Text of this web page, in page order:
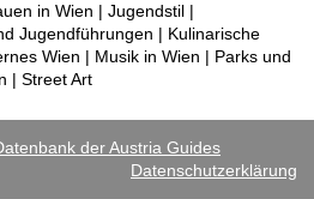
in Wien | Jugendstil |
Jugendführungen | Kulinarische
Wien | Musik in Wien | Parks und
| Street Art
der Austria Guides
Datenschutzerklärung